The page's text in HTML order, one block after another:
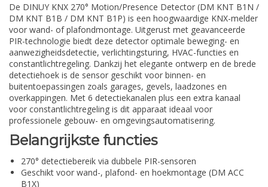
De DINUY KNX 270° Motion/Presence Detector (DM KNT B1N /
DM KNT B1B / DM KNT B1P) is een hoogwaardige KNX-melder
voor wand- of plafondmontage. Uitgerust met geavanceerde
PIR-technologie biedt deze detector optimale beweging- en
aanwezigheidsdetectie, verlichtingsturing, HVAC-functies en
constantlichtregeling. Dankzij het elegante ontwerp en de brede
detectiehoek is de sensor geschikt voor binnen- en
buitentoepassingen zoals garages, gevels, laadzones en
overkappingen. Met 6 detectiekanalen plus een extra kanaal
voor constantlichtregeling is dit apparaat ideaal voor
professionele gebouw- en omgevingsautomatisering.
Belangrijkste functies
270° detectiebereik via dubbele PIR-sensoren
Geschikt voor wand-, plafond- en hoekmontage (DM ACC
B1X)